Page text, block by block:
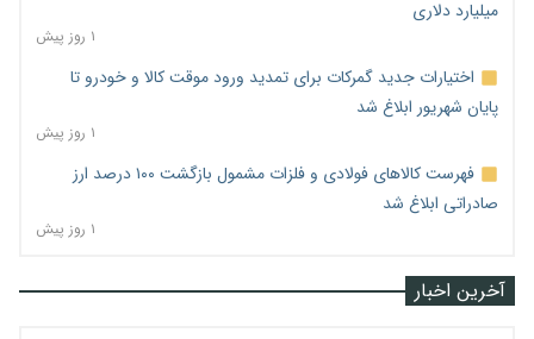
میلیارد دلاری
۱ روز پیش
اختیارات جدید گمرکات برای تمدید ورود موقت کالا و خودرو تا
پایان شهریور ابلاغ شد
۱ روز پیش
فهرست کالاهای فولادی و فلزات مشمول بازگشت ۱۰۰ درصد ارز
صادراتی ابلاغ شد
۱ روز پیش
آخرین اخبار